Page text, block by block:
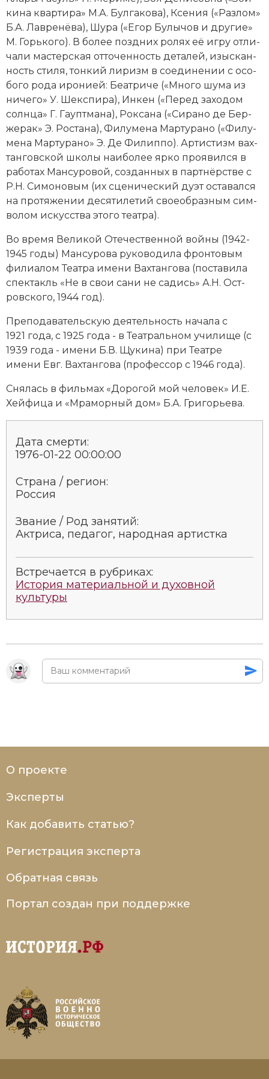
Новая история
Новейшая история
Образование
Общественные объединения и организации
Политическая история
Революции и народные движения
Религия и церковь
Северная Америка
Социально-экономическая история
Специальные исторические дисциплины
СССР
Южная Америка
ки­на квар­ти­ра» М.А. Бул­га­ко­ва), Ксе­ния («Раз­лом»
Б.А. Лав­ре­нё­ва), Шу­ра («Егор Бу­лы­чов и дру­гие»
М. Горь­ко­го). В бо­лее позд­них ро­лях её иг­ру от­ли­
ча­ли мас­тер­ская от­то­чен­ность де­та­лей, изы­скан­
ность сти­ля, тон­кий ли­ризм в со­еди­не­нии с осо­
бо­го ро­да иро­ни­ей: Бе­ат­ри­че («Мно­го шу­ма из
ни­че­го» У. Шек­спи­ра), Ин­кен («Пе­ред за­хо­дом
солн­ца» Г. Га­упт­ма­на), Рок­са­на («Си­ра­но де Бер­
же­рак» Э. Рос­та­на), Фи­лу­ме­на Мар­ту­ра­но («Фи­лу­
ме­на Мар­ту­ра­но» Э. Де Фи­лип­по). Ар­ти­стизм вах­
тан­гов­ской шко­лы наи­бо­лее яр­ко про­явил­ся в
ра­бо­тах Мансуровой, соз­дан­ных в парт­нёр­ст­ве с
Р.Н. Си­мо­но­вым (их сце­нический ду­эт ос­та­вал­ся
на про­тя­же­нии де­ся­ти­ле­тий свое­об­раз­ным сим­
во­лом ис­кус­ст­ва это­го те­ат­ра).
Во вре­мя Великой Отечественной вой­ны (1942-
1945 годы) Мансурова ру­ко­во­ди­ла фрон­то­вым
фи­лиа­лом Те­ат­ра имени Вах­тан­го­ва (по­ста­ви­ла
спек­такль «Не в свои са­ни не са­дись» А.Н. Ост­
ров­ско­го, 1944 год).
Пре­по­да­ва­тель­скую дея­тель­ность на­ча­ла с
1921 года, с 1925 года - в Те­ат­раль­ном училище (с
1939 года - имени Б.В. Щу­ки­на) при Те­ат­ре
имени Евг. Вах­тан­го­ва (профессор с 1946 года).
Сня­лась в филь­мах «До­ро­гой мой че­ло­век» И.Е.
Хей­фи­ца и «Мра­мор­ный дом» Б.А. Гри­горь­е­ва.
Дата смерти:
1976-01-22 00:00:00
Страна / регион:
Россия
Звание / Род занятий:
Ак­три­са, пе­да­гог, народная артистка
Встречается в рубриках:
История материальной и духовной
культуры
О проекте
Эксперты
Как добавить статью?
Регистрация эксперта
Обратная связь
Портал создан при поддержке